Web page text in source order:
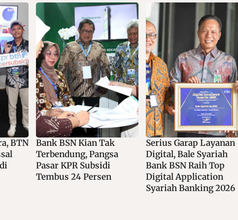
Serius Garap Layanan
Digital, Bale Syariah
Bank BSN Raih Top
Digital Application
Dorong Digitalisasi
Industri Fesyen, BTN
Hadir Di Panggung IFW
2026